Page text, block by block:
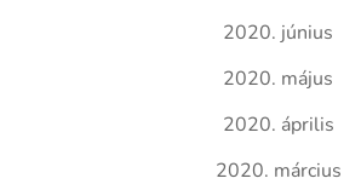
2020. június
2020. május
2020. április
2020. március